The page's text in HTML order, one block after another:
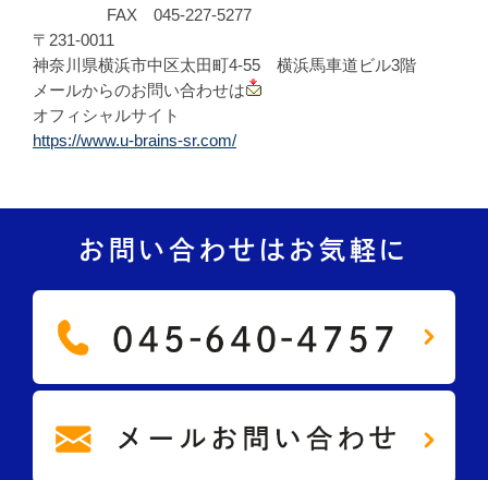
FAX 045-227-5277
〒231-0011
神奈川県横浜市中区太田町4-55 横浜馬車道ビル3階
メールからのお問い合わせは
オフィシャルサイト
https://www.u-brains-sr.com/
お問い合わせはお気軽に